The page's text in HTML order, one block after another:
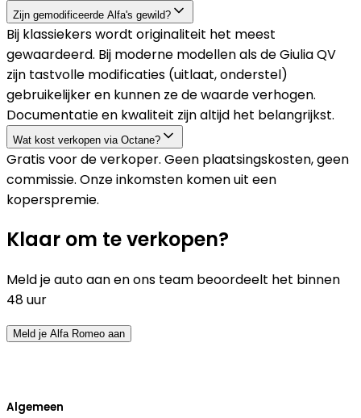
Zijn gemodificeerde Alfa's gewild?
Bij klassiekers wordt originaliteit het meest
gewaardeerd. Bij moderne modellen als de Giulia QV
zijn tastvolle modificaties (uitlaat, onderstel)
gebruikelijker en kunnen ze de waarde verhogen.
Documentatie en kwaliteit zijn altijd het belangrijkst.
Wat kost verkopen via Octane?
Gratis voor de verkoper. Geen plaatsingskosten, geen
commissie. Onze inkomsten komen uit een
koperspremie.
Klaar om te verkopen?
Meld je auto aan en ons team beoordeelt het binnen
48 uur
Meld je Alfa Romeo aan
Algemeen